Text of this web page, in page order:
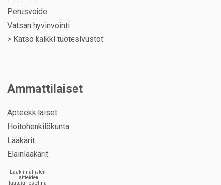
Perusvoide
Vatsan hyvinvointi
> Katso kaikki tuotesivustot
Ammattilaiset
Apteekkilaiset
Hoitohenkilökunta
Lääkärit
Eläinlääkärit
Lääkinnällisten
laitteiden
laatujärjestelmä